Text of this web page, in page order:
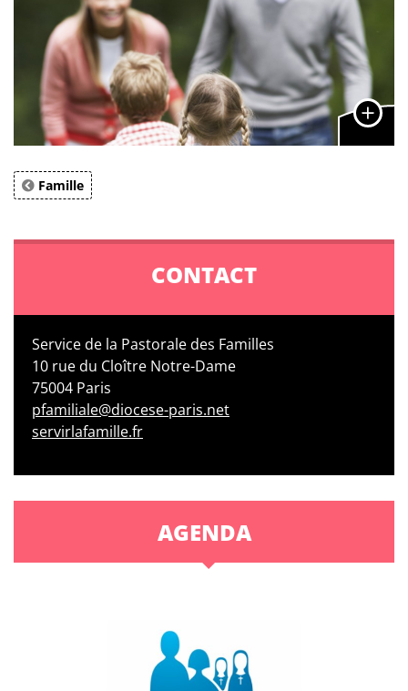
Famille
CONTACT
Service de la Pastorale des Familles
10 rue du Cloître Notre-Dame
75004 Paris
pfamiliale@diocese-paris.net
servirlafamille.fr
AGENDA